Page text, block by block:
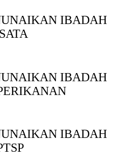
IBADAH
IBADAH
IBADAH